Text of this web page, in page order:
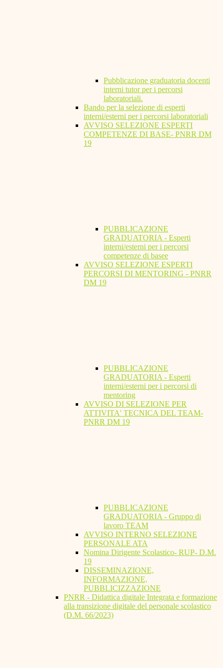
Pubblicazione graduatoria docenti
interni tutor per i percorsi
laboratoriali.
Bando per la selezione di esperti
interni/esterni per i percorsi laboratoriali
AVVISO SELEZIONE ESPERTI
COMPETENZE DI BASE- PNRR DM
19
PUBBLICAZIONE
GRADUATORIA - Esperti
interni/esterni per i percorsi
competenze di basee
AVVISO SELEZIONE ESPERTI
PERCORSI DI MENTORING - PNRR
DM 19
PUBBLICAZIONE
GRADUATORIA - Esperti
interni/esterni per i percorsi di
mentoring
AVVISO DI SELEZIONE PER
ATTIVITA' TECNICA DEL TEAM-
PNRR DM 19
PUBBLICAZIONE
GRADUATORIA - Gruppo di
lavoro TEAM
AVVISO INTERNO SELEZIONE
PERSONALE ATA
Nomina Dirigente Scolastico- RUP- D.M.
19
DISSEMINAZIONE,
INFORMAZIONE,
PUBBLICIZZAZIONE
PNRR - Didattica digitale Integrata e formazione
alla transizione digitale del personale scolastico
(D.M. 66/2023)